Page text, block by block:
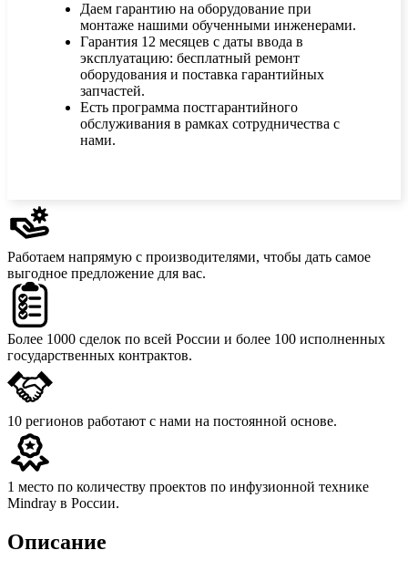
Даем гарантию на оборудование при
монтаже нашими обученными инженерами.
Гарантия 12 месяцев с даты ввода в
эксплуатацию: бесплатный ремонт
оборудования и поставка гарантийных
запчастей.
Есть программа постгарантийного
обслуживания в рамках сотрудничества с
нами.
Работаем напрямую с производителями, чтобы дать самое
выгодное предложение для вас.
Более 1000 сделок по всей России и более 100 исполненных
государственных контрактов.
10 регионов работают с нами на постоянной основе.
1 место по количеству проектов по инфузионной технике
Mindray в России.
Описание